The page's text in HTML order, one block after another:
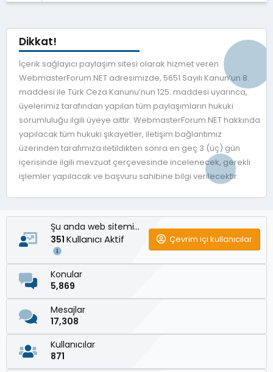
Dikkat!
İçerik sağlayıcı paylaşım sitesi olarak hizmet veren
WebmasterForum.NET adresimizde, 5651 Sayılı Kanun’un 8.
maddesi ile Türk Ceza Kanunu’nun 125. maddesi uyarınca,
üyelerimiz tarafından yapılan tüm paylaşımların hukuki
sorumluluğu ilgili üyeye aittir. WebmasterForum.NET hakkında
yapılacak tüm hukuki şikayetler, iletişim bağlantımız
üzerinden tarafımıza iletildikten sonra en geç 3 (üç) gün
içerisinde ilgili mevzuat çerçevesinde incelenecek, gerekli
işlemler yapılacak ve başvuru sahibine bilgi verilecektir.
Şu anda web sitemizde
351 Kullanıcı Aktif Çevrim içi kullanıcılar
Konular
5,869
Mesajlar
17,308
Kullanıcılar
871